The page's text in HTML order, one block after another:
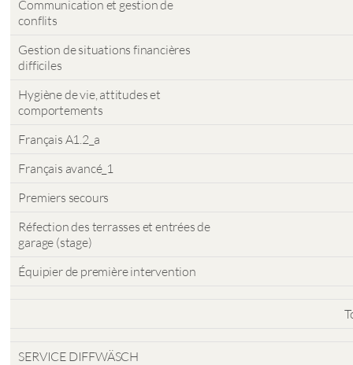
Communication et gestion de
conflits
Gestion de situations financières
difficiles
Hygiène de vie, attitudes et
comportements
Français A1.2_a
Français avancé_1
Premiers secours
Réfection des terrasses et entrées de
garage (stage)
Équipier de première intervention
SERVICE DIFFWÄSCH